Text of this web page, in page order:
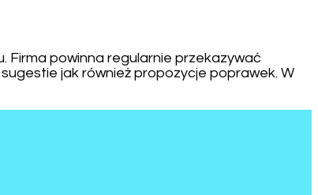
Firma powinna regularnie przekazywać
jak również propozycje poprawek. W